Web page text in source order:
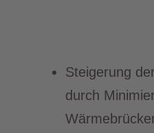
Steigerung
durch